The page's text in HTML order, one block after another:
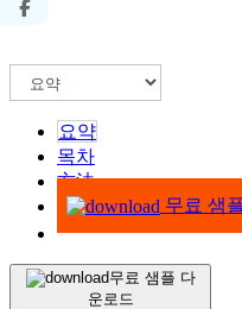
요약
목차
方法
무료 샘
무료 샘플 다
운로드